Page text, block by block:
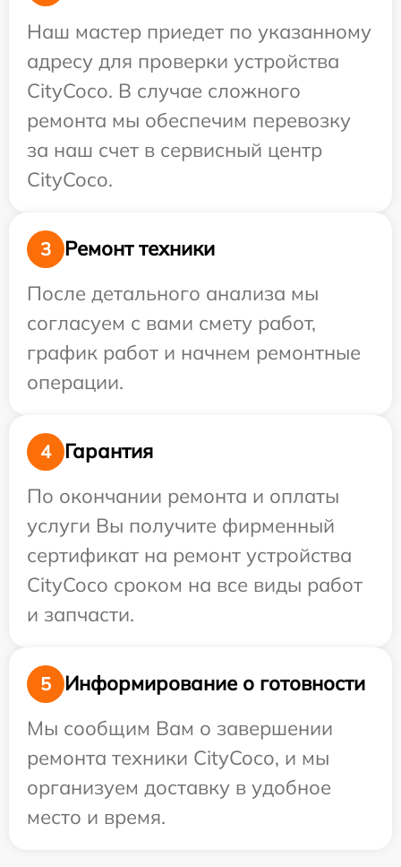
Наш мастер приедет по указанному
адресу для проверки устройства
CityCoco. В случае сложного
ремонта мы обеспечим перевозку
за наш счет в сервисный центр
CityCoco.
3
Ремонт техники
После детального анализа мы
согласуем с вами смету работ,
график работ и начнем ремонтные
операции.
4
Гарантия
По окончании ремонта и оплаты
услуги Вы получите фирменный
сертификат на ремонт устройства
CityCoco сроком на все виды работ
и запчасти.
5
Информирование о готовности
Мы сообщим Вам о завершении
ремонта техники CityCoco, и мы
организуем доставку в удобное
место и время.